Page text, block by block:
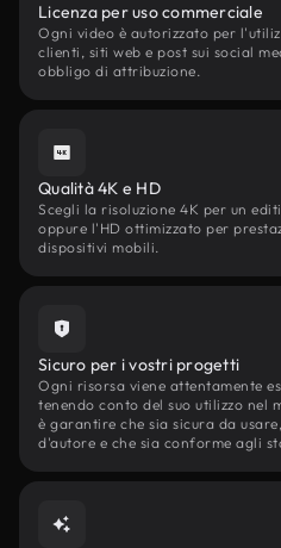
Licenza per uso commerciale
Ogni video è autorizzato per
clienti, siti web e post sui social
obbligo di attribuzione.
Qualità 4K e HD
Scegli la risoluzione 4K per un
oppure l'HD ottimizzato per
dispositivi mobili.
Sicuro per i vostri progetti
Ogni risorsa viene attentamente
tenendo conto del suo utilizzo nel
è garantire che sia sicura da
d'autore e che sia conforme agli